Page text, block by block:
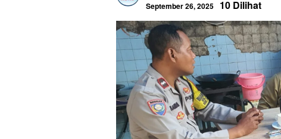
September 26, 2025 10 Dilihat